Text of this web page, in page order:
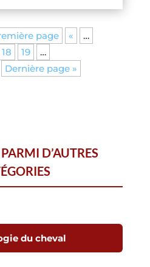
page «
…
18 19
…
Dernière page »
D’AUTRES
du cheval